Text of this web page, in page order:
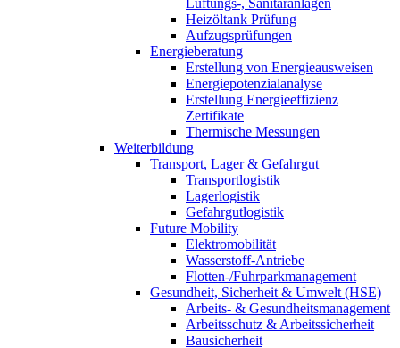
Heizöltank Prüfung
Aufzugsprüfungen
Energieberatung
Erstellung von Energieausweisen
Energiepotenzialanalyse
Erstellung Energieeffizienz
Zertifikate
Thermische Messungen
Weiterbildung
Transport, Lager & Gefahrgut
Transportlogistik
Lagerlogistik
Gefahrgutlogistik
Future Mobility
Elektromobilität
Wasserstoff-Antriebe
Flotten-/Fuhrparkmanagement
Gesundheit, Sicherheit & Umwelt (HSE)
Arbeits- & Gesundheitsmanagement
Arbeitsschutz & Arbeitssicherheit
Bausicherheit